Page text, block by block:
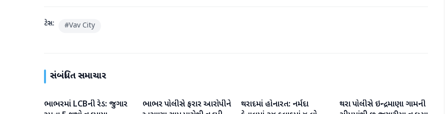
ટેગ્સ: #Vav City
સંબંધિત સમાચાર
વાવ-થરાદ
ભાભરમાં LCBની રેડ: જુગાર
વાવ-થરાદ
ભાભર પોલીસે ફરાર આરોપીને
વાવ-થરાદ
થરાદમાં હોનારત: નર્મદા
વાવ-થરાદ
થરા પોલીસે ઇન્દ્રમાણા ગામની